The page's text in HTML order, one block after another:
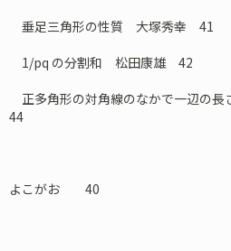
垂足三角形の性質 大塚秀幸 41
1/pq の分割和 松田康雄 42
正多角形の対角線のなかで一辺の
44
よこがお 40